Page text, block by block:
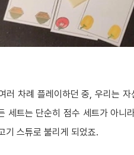
러 차례 플레이하던 중, 우리는
세트는 단순히 점수 세트가 아니
기 스튜로 불리게 되었죠.